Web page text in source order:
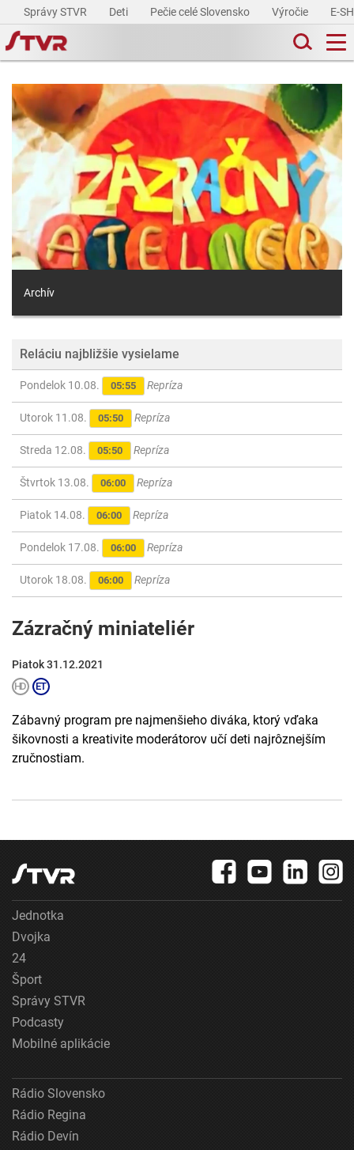
Správy STVR Deti Pečie celé Slovensko Výročie E-
Archív
Reláciu najbližšie vysielame
Pondelok 10.08. 05:55 Repríza
Utorok 11.08. 05:50 Repríza
Streda 12.08. 05:50 Repríza
Štvrtok 13.08. 06:00 Repríza
Piatok 14.08. 06:00 Repríza
Pondelok 17.08. 06:00 Repríza
Utorok 18.08. 06:00 Repríza
Zázračný miniateliér
Piatok 31.12.2021
Zábavný program pre najmenšieho diváka, ktorý vďaka
šikovnosti a kreativite moderátorov učí deti najrôznejším
zručnostiam.
Jednotka
Dvojka
24
Šport
Správy STVR
Podcasty
Mobilné aplikácie
Rádio Slovensko
Rádio Regina
Rádio Devín